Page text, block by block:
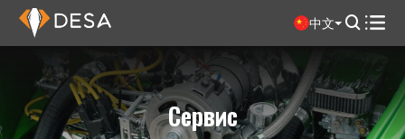
中文 
Сервис